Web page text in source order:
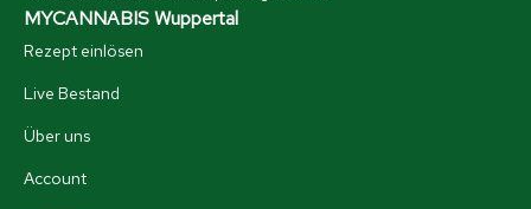
MYCANNABIS Wuppertal
Rezept einlösen
Live Bestand
Über uns
Account